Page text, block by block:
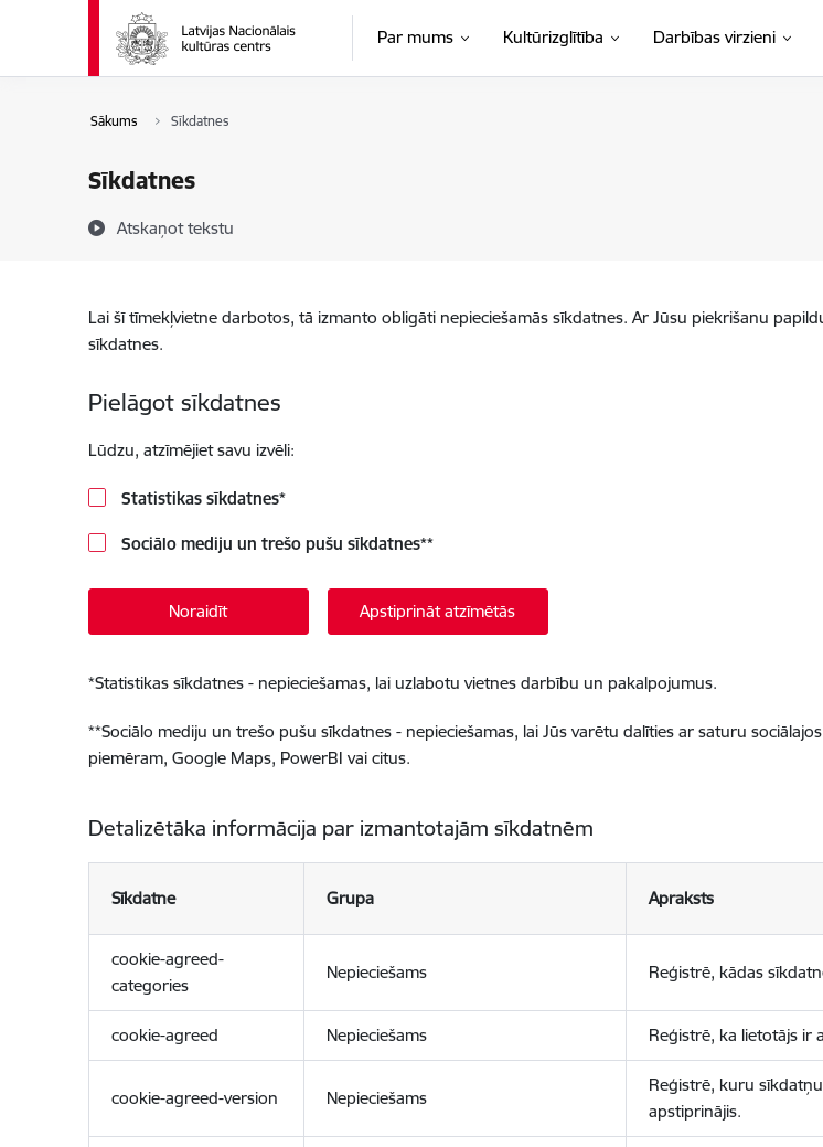
Pāriet uz lapas saturu
Par mums Kultūrizglītība Darbības virzieni
Sākums Sīkdatnes
Sīkdatnes
Atskaņot tekstu
Lai šī tīmekļvietne darbotos, tā izmanto obligāti nepieciešamās sīkdatnes. Ar Jūsu piekrišanu
sīkdatnes.
Pielāgot sīkdatnes
Lūdzu, atzīmējiet savu izvēli:
Statistikas sīkdatnes*
Sociālo mediju un trešo pušu sīkdatnes**
Noraidīt Apstiprināt atzīmētās
*Statistikas sīkdatnes - nepieciešamas, lai uzlabotu vietnes darbību un pakalpojumus.
**Sociālo mediju un trešo pušu sīkdatnes - nepieciešamas, lai Jūs varētu dalīties ar saturu
piemēram, Google Maps, PowerBI vai citus.
Detalizētāka informācija par izmantotajām sīkdatnēm
Sīkdatne Grupa Apraksts
cookie-agreed-
categories
Nepieciešams Reģistrē, kādas
cookie-agreed Nepieciešams Reģistrē, ka lietotājs ir
cookie-agreed-version Nepieciešams
Reģistrē, kuru
apstiprinājis.